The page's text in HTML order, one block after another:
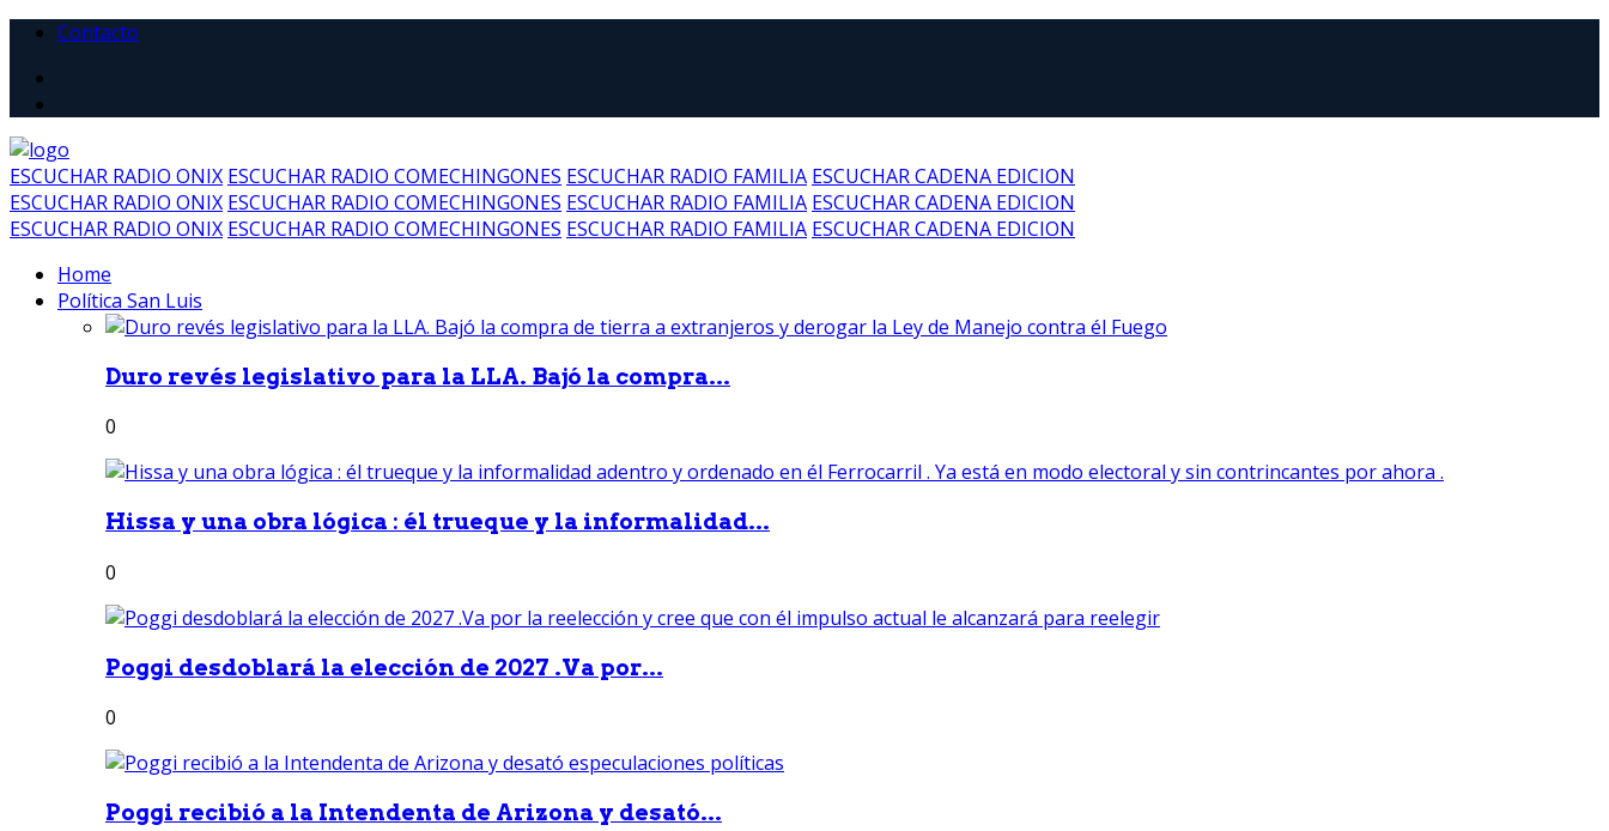
Contacto
ESCUCHAR RADIO ONIX ESCUCHAR RADIO COMECHINGONES ESCUCHAR RADIO FAMILIA ESCUCHAR CADENA EDICION
ESCUCHAR RADIO ONIX ESCUCHAR RADIO COMECHINGONES ESCUCHAR RADIO FAMILIA ESCUCHAR CADENA EDICION
ESCUCHAR RADIO ONIX ESCUCHAR RADIO COMECHINGONES ESCUCHAR RADIO FAMILIA ESCUCHAR CADENA EDICION
Home
Política San Luis
Duro revés legislativo para la LLA. Bajó la compra...
0
Hissa y una obra lógica : él trueque y la informalidad...
0
Poggi desdoblará la elección de 2027 .Va por...
0
Poggi recibió a la Intendenta de Arizona y desató...